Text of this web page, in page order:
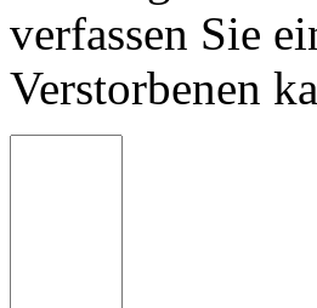
verfassen Sie
Verstorbenen